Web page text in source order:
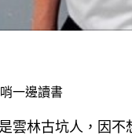
一邊讀書
雲林古坑人，因